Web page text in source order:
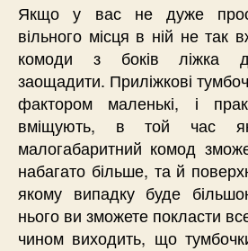
Якщо у вас не дуже
вільного місця в ній не так
комоди з боків ліжка
заощадити. Приліжкові
фактором маленькі, і
вміщують, в той час
малогабаритний комод
набагато більше, та й
якому випадку буде
нього ви зможете покласти
чином виходить, що